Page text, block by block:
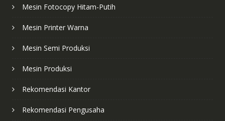
Mesin Fotocopy Hitam-Putih
Mesin Printer Warna
Mesin Semi Produksi
Mesin Produksi
Rekomendasi Kantor
Rekomendasi Pengusaha